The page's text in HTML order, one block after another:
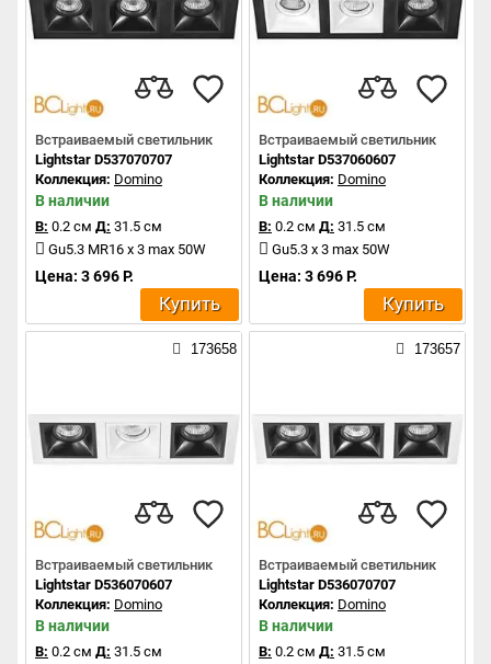
Встраиваемый светильник
Lightstar D537070707
Коллекция: Domino
В наличии
В: 0.2 см Д: 31.5 см
Gu5.3 MR16 x 3 max 50W
Цена: 3 696 Р.
Купить
Встраиваемый светильник
Lightstar D537060607
Коллекция: Domino
В наличии
В: 0.2 см Д: 31.5 см
Gu5.3 x 3 max 50W
Цена: 3 696 Р.
Купить
173658
Встраиваемый светильник
Lightstar D536070607
Коллекция: Domino
В наличии
В: 0.2 см Д: 31.5 см
173657
Встраиваемый светильник
Lightstar D536070707
Коллекция: Domino
В наличии
В: 0.2 см Д: 31.5 см